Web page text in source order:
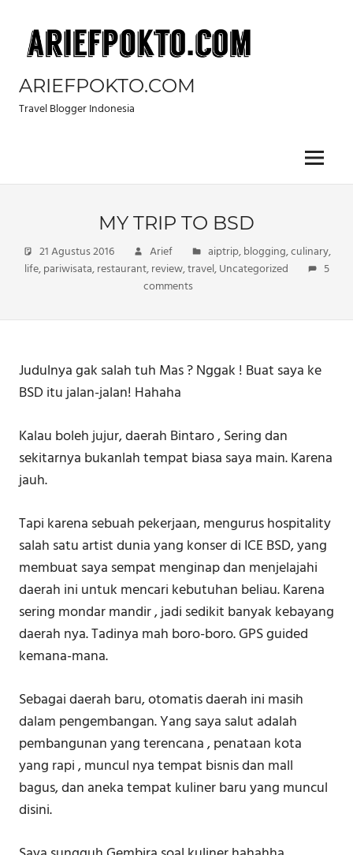
content
ARIEFPOKTO.COM
Travel Blogger Indonesia
Menu
MY TRIP TO BSD
21 Agustus 2016 Arief aiptrip,blogging,culinary,
life,pariwisata,restaurant,review,travel,Uncategorized
5
comments
Judulnya gak salah tuh Mas ? Nggak ! Buat saya ke
BSD itu jalan-jalan! Hahaha
Kalau boleh jujur, daerah Bintaro , Sering dan
sekitarnya bukanlah tempat biasa saya main. Karena
jauh.
Tapi karena sebuah pekerjaan, mengurus hospitality
salah satu artist dunia yang konser di ICE BSD, yang
membuat saya sempat menginap dan menjelajahi
daerah ini untuk mencari kebutuhan beliau. Karena
sering mondar mandir , jadi sedikit banyak kebayang
daerah nya. Tadinya mah boro-boro. GPS guided
kemana-mana.
Sebagai daerah baru, otomatis daerah ini masih
dalam pengembangan. Yang saya salut adalah
pembangunan yang terencana , penataan kota
yang rapi , muncul nya tempat bisnis dan mall
bagus, dan aneka tempat kuliner baru yang muncul
disini.